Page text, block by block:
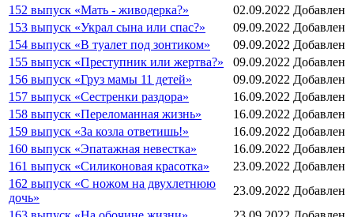
152 выпуск «Мать - живодерка?»
02.09.2022 Добавлен
153 выпуск «Украл сына или спас?»
09.09.2022 Добавлен
154 выпуск «В туалет под зонтиком»
09.09.2022 Добавлен
155 выпуск «Преступник или жертва?»
09.09.2022 Добавлен
156 выпуск «Груз мамы 11 детей»
09.09.2022 Добавлен
157 выпуск «Сестренки раздора»
16.09.2022 Добавлен
158 выпуск «Переломанная жизнь»
16.09.2022 Добавлен
159 выпуск «За козла ответишь!»
16.09.2022 Добавлен
160 выпуск «Эпатажная невестка»
16.09.2022 Добавлен
161 выпуск «Силиконовая красотка»
23.09.2022 Добавлен
162 выпуск «С ножом на двухлетнюю
дочь»
23.09.2022 Добавлен